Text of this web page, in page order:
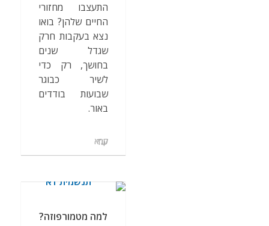
התעצבו מחזורי
החיים שלהן? בואו
נצא בעקבות חרק
שגדל שנים
בחושך, רק כדי
לשיר כבוגר
שבועות בודדים
באור.
קרא עוד
למה מטמורפוזה?